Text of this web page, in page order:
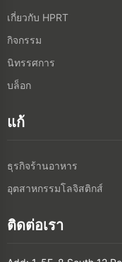
เกี่ยวกับ HPRT
กิจกรรม
นิทรรศการ
บล็อก
แก้
ธุรกิจร้านอาหาร
อุตสาหกรรมโลจิสติกส์
ติดต่อเรา